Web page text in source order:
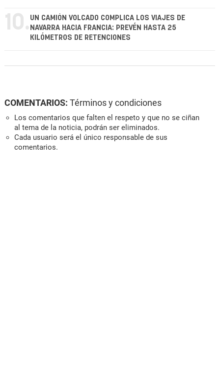
10. UN CAMIÓN VOLCADO COMPLICA LOS VIAJES DE
NAVARRA HACIA FRANCIA: PREVÉN HASTA 25
KILÓMETROS DE RETENCIONES
COMENTARIOS: Términos y condiciones
Los comentarios que falten el respeto y que no se ciñan
al tema de la noticia, podrán ser eliminados.
Cada usuario será el único responsable de sus
comentarios.